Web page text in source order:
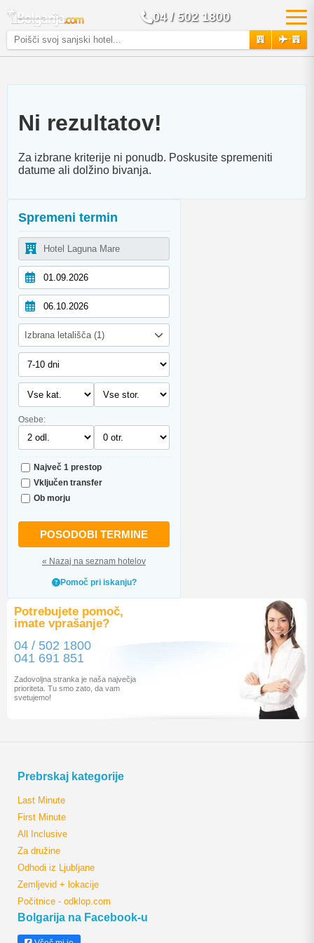
04 / 502 1800
+
Spremeni termin
Izbrana letališča (1)
Osebe:
Največ 1 prestop
Vključen transfer
Ob morju
POSODOBI TERMINE
« Nazaj na seznam hotelov
Pomoč pri iskanju?
Potrebujete pomoč,
imate vprašanje?
04 / 502 1800
041 691 851
Zadovoljna stranka je naša največja
prioriteta. Tu smo zato, da vam
svetujemo!
Ni rezultatov!
Za izbrane kriterije ni ponudb. Poskusite spremeniti
datume ali dolžino bivanja.
Prebrskaj kategorije
Last Minute
First Minute
All Inclusive
Za družine
Odhodi iz Ljubljane
Zemljevid + lokacije
Počitnice - odklop.com
Bolgarija na Facebook-u